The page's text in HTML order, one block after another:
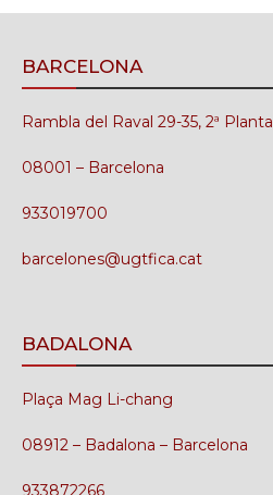
BARCELONA
Rambla del Raval 29-35, 2ª Planta
08001 – Barcelona
933019700
barcelones@ugtfica.cat
BADALONA
Plaça Mag Li-chang
08912 – Badalona – Barcelona
933872266